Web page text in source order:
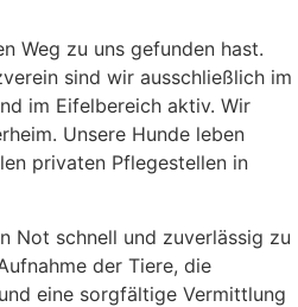
Weg zu uns gefunden hast.
sind wir ausschließlich im
im Eifelbereich aktiv. Wir
Unsere Hunde leben
privaten Pflegestellen in
Not schnell und zuverlässig zu
der Tiere, die
eine sorgfältige Vermittlung